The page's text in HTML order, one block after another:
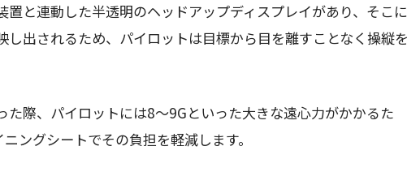
置と連動した半透明のヘッドアップディスプレイがあり、そこに
し出されるため、パイロットは目標から目を離すことなく操縦を
た際、パイロットには8～9Gといった大きな遠心力がかかるた
ングシートでその負担を軽減します。